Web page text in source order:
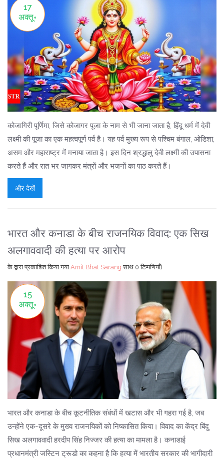
17
अक्तू॰
कोजागिरी पूर्णिमा, जिसे कोजागर पूजा के नाम से भी जाना जाता है, हिंदू धर्म में देवी
लक्ष्मी की पूजा का एक महत्वपूर्ण पर्व है। यह पर्व मुख्य रूप से पश्चिम बंगाल, ओडिशा,
असम और महाराष्ट्र में मनाया जाता है। इस दिन श्रद्धालु देवी लक्ष्मी की उपासना
करते हैं और रात भर जागकर मंत्रों और भजनों का पाठ करते हैं।
और देखें
भारत और कनाडा के बीच राजनयिक विवाद: एक सिख
अलगाववादी की हत्या पर आरोप
के द्वारा प्रकाशित किया गया Amit Bhat Sarang साथ 0 टिप्पणियाँ)
15
अक्तू॰
भारत और कनाडा के बीच कूटनीतिक संबंधों में खटास और भी गहरा गई है, जब
उन्होंने एक-दूसरे के मुख्य राजनयिकों को निष्कासित किया। विवाद का केंद्र बिंदु
सिख अलगाववादी हरदीप सिंह निज्जर की हत्या का मामला है। कनाडाई
प्रधानमंत्री जस्टिन ट्रूडो का कहना है कि हत्या में भारतीय सरकार की भागीदारी